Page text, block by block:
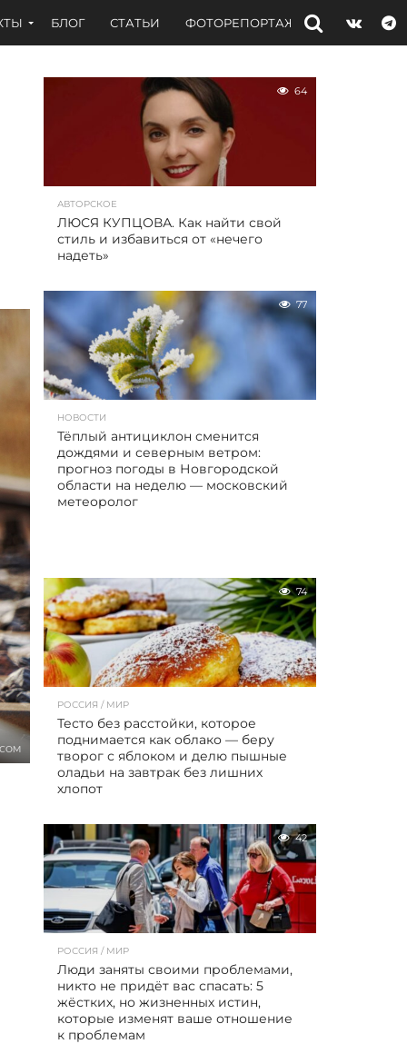
БЛОГ СТАТЬИ ФОТОРЕПОРТАЖИ ИНТЕРВЬЮ
64
АВТОРСКОЕ
ЛЮСЯ КУПЦОВА. Как найти свой
стиль и избавиться от «нечего
надеть»
77
НОВОСТИ
Тёплый антициклон сменится
дождями и северным ветром:
прогноз погоды в Новгородской
области на неделю — московский
метеоролог
74
РОССИЯ / МИР
Тесто без расстойки, которое
поднимается как облако — беру
творог с яблоком и делю пышные
оладьи на завтрак без лишних
хлопот
42
РОССИЯ / МИР
Люди заняты своими проблемами,
никто не придёт вас спасать: 5
жёстких, но жизненных истин,
которые изменят ваше отношение
к проблемам